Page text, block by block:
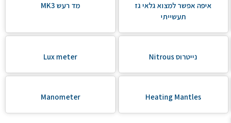
איפה אפשר למצוא גלאי גז
תעשייתי
מד רעש MK3
נייטרוס Nitrous Lux meter
Heating Mantles
Manometer